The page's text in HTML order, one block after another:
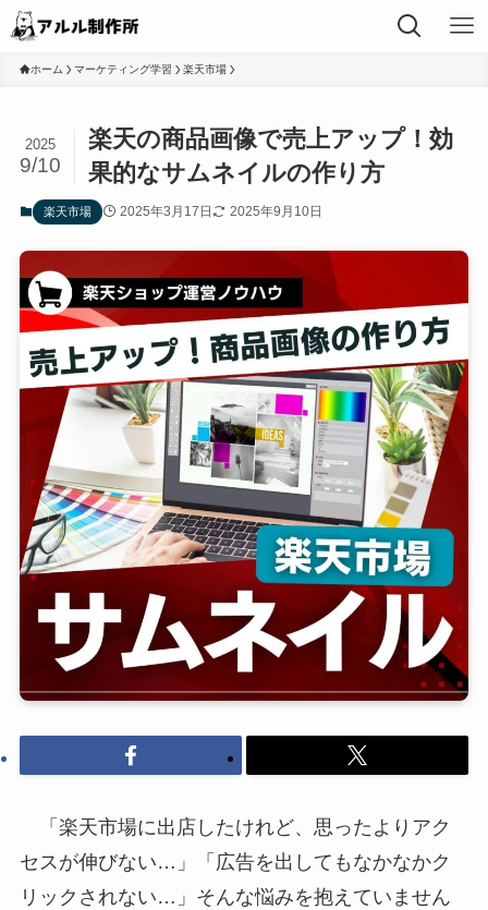
ホーム マーケティング学習 楽天市場
楽天の商品画像で売上アップ！効
果的なサムネイルの作り方
2025
9/10
楽天市場 2025年3月17日 2025年9月10日
「楽天市場に出店したけれど、思ったよりアク
セスが伸びない…」「広告を出してもなかなかク
リックされない…」そんな悩みを抱えていません